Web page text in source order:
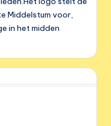
Middelstum voor,
in het midden